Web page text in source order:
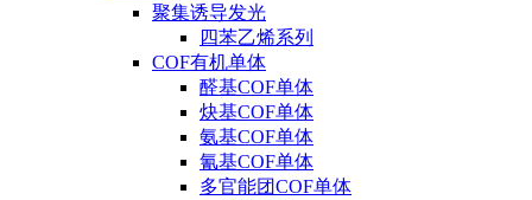
聚集诱导发光
四苯乙烯系列
COF有机单体
醛基COF单体
炔基COF单体
氨基COF单体
氰基COF单体
多官能团COF单体